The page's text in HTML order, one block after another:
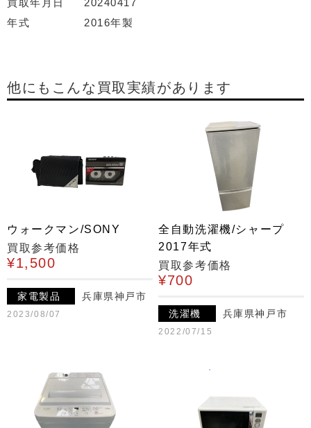
買取年月日
20240417
年式
2016年製
他にもこんな買取実績があります
ウォークマン/SONY
買取参考価格
¥1,500
家電製品 兵庫県神戸市
2023/08/07
全自動洗濯機/シャープ
2017年式
買取参考価格
¥700
洗濯機 兵庫県神戸市
2022/07/15